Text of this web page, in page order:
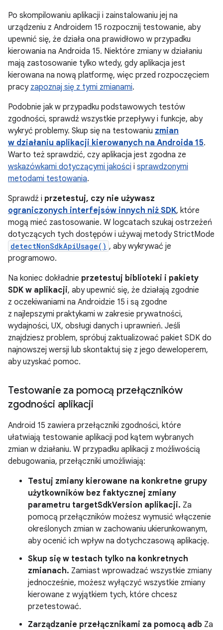
Po skompilowaniu aplikacji i zainstalowaniu jej na
urządzeniu z Androidem 15 rozpocznij testowanie, aby
upewnić się, że działa ona prawidłowo w przypadku
kierowania na Androida 15. Niektóre zmiany w działaniu
mają zastosowanie tylko wtedy, gdy aplikacja jest
kierowana na nową platformę, więc przed rozpoczęciem
pracy zapoznaj się z tymi zmianami.
Podobnie jak w przypadku podstawowych testów
zgodności, sprawdź wszystkie przepływy i funkcje, aby
wykryć problemy. Skup się na testowaniu zmian
w działaniu aplikacji kierowanych na Androida 15.
Warto też sprawdzić, czy aplikacja jest zgodna ze
wskazówkami dotyczącymi jakości i sprawdzonymi
metodami testowania.
Sprawdź i przetestuj, czy nie używasz
ograniczonych interfejsów innych niż SDK, które
mogą mieć zastosowanie. W logcatach szukaj ostrzeżeń
dotyczących tych dostępów i używaj metody StrictMode
detectNonSdkApiUsage() , aby wykrywać je
programowo.
Na koniec dokładnie przetestuj biblioteki i pakiety
SDK w aplikacji, aby upewnić się, że działają zgodnie
z oczekiwaniami na Androidzie 15 i są zgodne
z najlepszymi praktykami w zakresie prywatności,
wydajności, UX, obsługi danych i uprawnień. Jeśli
znajdziesz problem, spróbuj zaktualizować pakiet SDK do
najnowszej wersji lub skontaktuj się z jego deweloperem,
aby uzyskać pomoc.
Testowanie za pomocą przełączników
zgodności aplikacji
Android 15 zawiera przełączniki zgodności, które
ułatwiają testowanie aplikacji pod kątem wybranych
zmian w działaniu. W przypadku aplikacji z możliwością
debugowania, przełączniki umożliwiają:
Testuj zmiany kierowane na konkretne grupy
użytkowników bez faktycznej zmiany
parametru targetSdkVersion aplikacji. Za
pomocą przełączników możesz wymusić włączenie
określonych zmian w zachowaniu ukierunkowanym,
aby ocenić ich wpływ na dotychczasową aplikację.
Skup się w testach tylko na konkretnych
zmianach. Zamiast wprowadzać wszystkie zmiany
jednocześnie, możesz wyłączyć wszystkie zmiany
kierowane z wyjątkiem tych, które chcesz
przetestować.
Zarządzanie przełącznikami za pomocą adb Za